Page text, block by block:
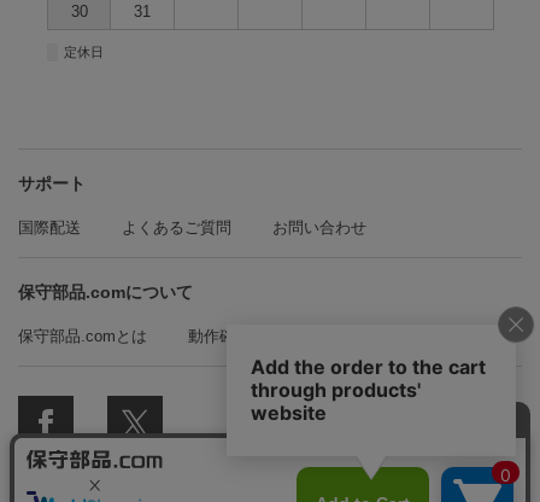
30
31
定休日
サポート
国際配送 よくあるご質問 お問い合わせ
保守部品.comについて
保守部品.comとは 動作確認方法の紹介